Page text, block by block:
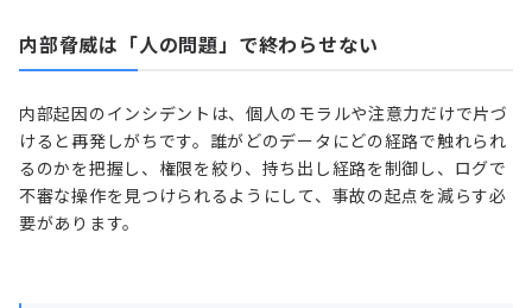
内部脅威は「人の問題」で終わらせない
内部起因のインシデントは、個人のモラルや注意力だけで片づ
けると再発しがちです。誰がどのデータにどの経路で触れられ
るのかを把握し、権限を絞り、持ち出し経路を制御し、ログで
不審な操作を見つけられるようにして、事故の起点を減らす必
要があります。